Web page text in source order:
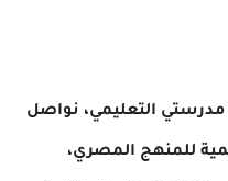
مدرستي التعليمي، نواصل
للمنهج المصري،